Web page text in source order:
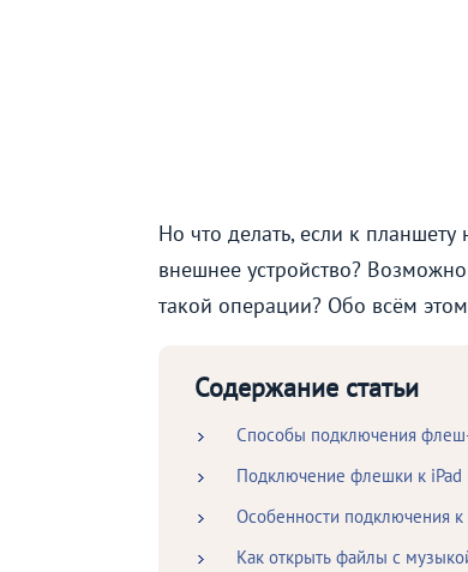
Но что делать, если к
внешнее устройство?
такой операции? Обо всём
Содержание статьи
Способы подключения
Подключение флешки к iPad
Особенности подключения
Как открыть файлы с